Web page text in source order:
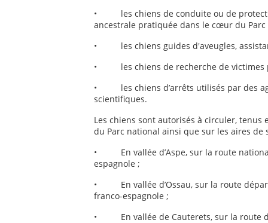
• les chiens de conduite ou de
ancestrale pratiquée dans le cœur du Parc
• les chiens guides d'aveugles,
• les chiens de recherche de victimes
• les chiens d’arrêts utilisés par des
scientifiques.
Les chiens sont autorisés à circuler,
du Parc national ainsi que sur les aires de
• En vallée d’Aspe, sur la route
espagnole ;
• En vallée d’Ossau, sur la route
franco-espagnole ;
• En vallée de Cauterets, sur la route